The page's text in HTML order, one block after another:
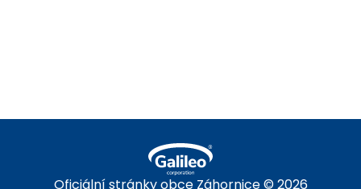
Oficiální stránky obce Záhornice © 2026